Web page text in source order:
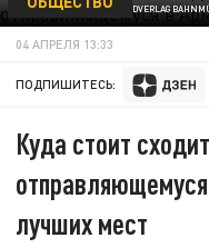
ФОТО: BILDVERLAG
04 АПРЕЛЯ 13:33
ПОДПИШИТЕСЬ:
Куда стоит
лучших мест